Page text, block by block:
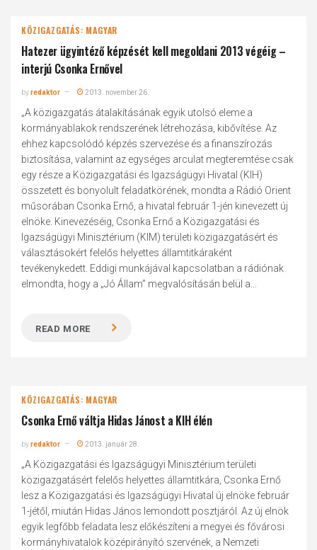
KÖZIGAZGATÁS: MAGYAR
Hatezer ügyintéző képzését kell megoldani 2013 végéig –
interjú Csonka Ernővel
byredaktor 2013. november 26.
„A közigazgatás átalakításának egyik utolsó eleme a
kormányablakok rendszerének létrehozása, kibővítése. Az
ehhez kapcsolódó képzés szervezése és a finanszírozás
biztosítása, valamint az egységes arculat megteremtése csak
egy része a Közigazgatási és Igazságügyi Hivatal (KIH)
összetett és bonyolult feladatkörének, mondta a Rádió Orient
műsorában Csonka Ernő, a hivatal február 1-jén kinevezett új
elnöke. Kinevezéséig, Csonka Ernő a Közigazgatási és
Igazságügyi Minisztérium (KIM) területi közigazgatásért és
választásokért felelős helyettes államtitkáraként
tevékenykedett. Eddigi munkájával kapcsolatban a rádiónak
elmondta, hogy a „Jó Állam” megvalósításán belül a...
READ MORE
KÖZIGAZGATÁS: MAGYAR
Csonka Ernő váltja Hidas Jánost a KIH élén
byredaktor 2013. január 28.
„A Közigazgatási és Igazságügyi Minisztérium területi
közigazgatásért felelős helyettes államtitkára, Csonka Ernő
lesz a Közigazgatási és Igazságügyi Hivatal új elnöke február
1-jétől, miután Hidas János lemondott posztjáról. Az új elnök
egyik legfőbb feladata lesz előkészíteni a megyei és fővárosi
kormányhivatalok középirányító szervének, a Nemzeti